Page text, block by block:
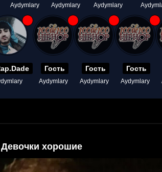
Aydymlary Aydymlary Aydymlary
Гость
Aydymlary
Гость
Aydymlary
Гость
Aydymlary
Девочки хорошие